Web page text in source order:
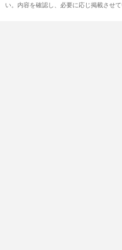
い。内容を確認し、必要に応じ掲載させて